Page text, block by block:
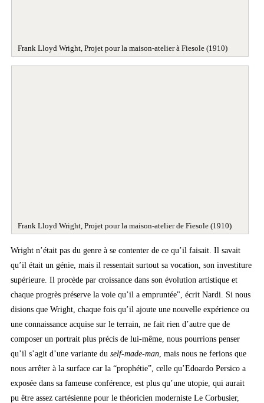
Frank Lloyd Wright, Projet pour la maison-atelier à Fiesole (1910)
Frank Lloyd Wright, Projet pour la maison-atelier de Fiesole (1910)
Wright n’était pas du genre à se contenter de ce qu’il faisait. Il savait
qu’il était un génie, mais il ressentait surtout sa vocation, son investiture
supérieure. Il procède par croissance dans son évolution artistique et
chaque progrès préserve la voie qu’il a empruntée", écrit Nardi. Si nous
disions que Wright, chaque fois qu’il ajoute une nouvelle expérience ou
une connaissance acquise sur le terrain, ne fait rien d’autre que de
composer un portrait plus précis de lui-même, nous pourrions penser
qu’il s’agit d’une variante du self-made-man, mais nous ne ferions que
nous arrêter à la surface car la “prophétie”, celle qu’Edoardo Persico a
exposée dans sa fameuse conférence, est plus qu’une utopie, qui aurait
pu être assez cartésienne pour le théoricien moderniste Le Corbusier,